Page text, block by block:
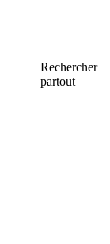
Rechercher
partout